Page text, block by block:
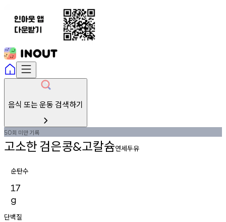
음식 또는 운동 검색하기
50회 미만기록
고소한검은콩&고칼슘연세두유
순탄수
17
g
단백질